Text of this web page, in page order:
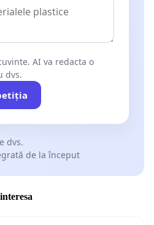
AI va redacta o
dvs.
dvs.
de la început